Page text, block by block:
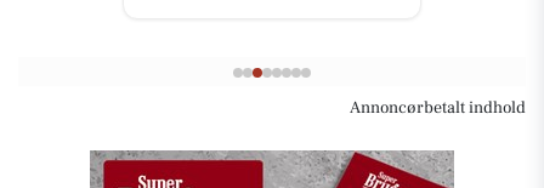
Annoncørbetalt indhold